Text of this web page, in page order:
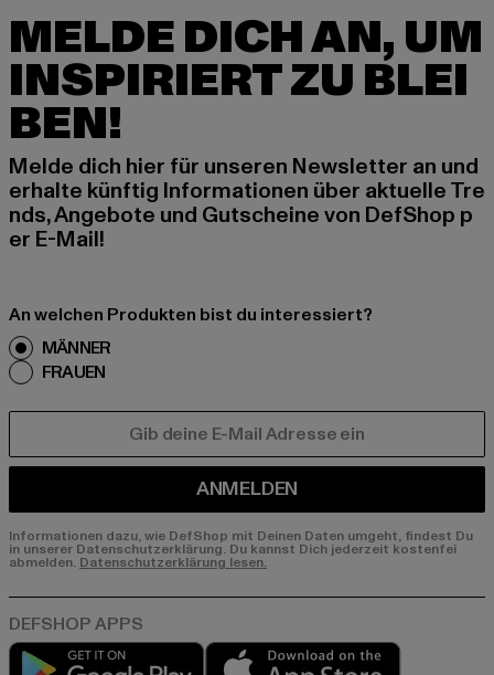
MELDE DICH AN, UM
INSPIRIERT ZU BLEI
BEN!
Melde dich hier für unseren Newsletter an und
erhalte künftig Informationen über aktuelle Tre
nds, Angebote und Gutscheine von DefShop p
er E-Mail!
An welchen Produkten bist du interessiert?
MÄNNER
FRAUEN
ANMELDEN
Informationen dazu, wie DefShop mit Deinen Daten umgeht, findest Du
in unserer Datenschutzerklärung. Du kannst Dich jederzeit kostenfei
abmelden. Datenschutzerklärung lesen.
Play market